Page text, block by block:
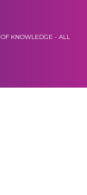
KNOWLEDGE - ALL